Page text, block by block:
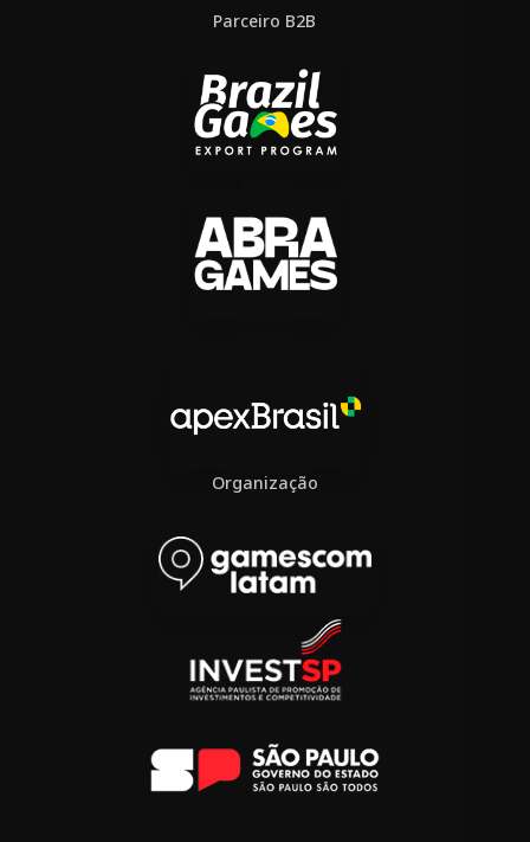
Parceiro B2B
Organização